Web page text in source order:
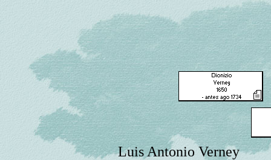
Luis Antonio Verney